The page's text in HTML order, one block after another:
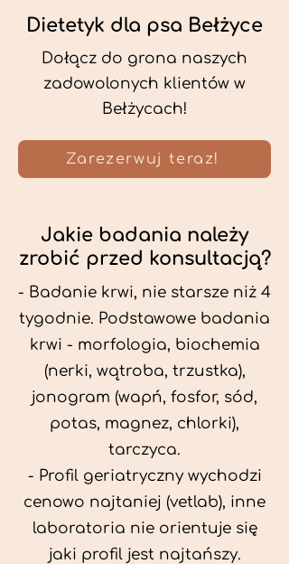
Dietetyk dla psa Bełżyce
Dołącz do grona naszych
zadowolonych klientów w
Bełżycach!
Zarezerwuj teraz!
Jakie badania należy
zrobić przed konsultacją?
- Badanie krwi, nie starsze niż 4
tygodnie. Podstawowe badania
krwi - morfologia, biochemia
(nerki, wątroba, trzustka),
jonogram (wapń, fosfor, sód,
potas, magnez, chlorki),
tarczyca.
- Profil geriatryczny wychodzi
cenowo najtaniej (vetlab), inne
laboratoria nie orientuje się
jaki profil jest najtańszy.